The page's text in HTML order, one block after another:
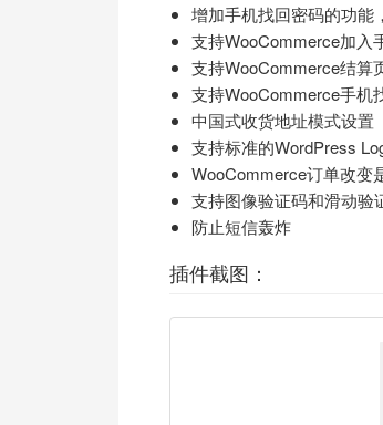
增加手机找回密码的功能
支持WooCommerce加入
支持WooCommerce结算
支持WooCommerce手机
中国式收货地址模式设置
支持标准的WordPress
WooCommerce订单改变
支持图像验证码和滑动验
防止短信轰炸
插件截图：